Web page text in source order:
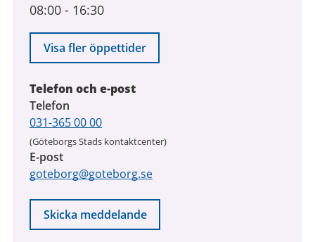
08:00 - 16:30
Visa fler öppettider
Telefon och e-post
Telefon
031-365 00 00
(Göteborgs Stads kontaktcenter)
E-post
goteborg@goteborg.se
Skicka meddelande